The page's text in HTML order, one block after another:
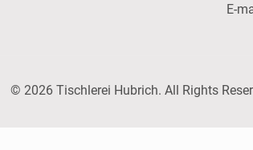
E-
© 2026 Tischlerei Hubrich. All Rights